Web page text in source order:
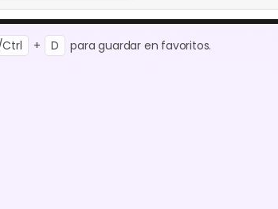
+ D para guardar en favoritos.